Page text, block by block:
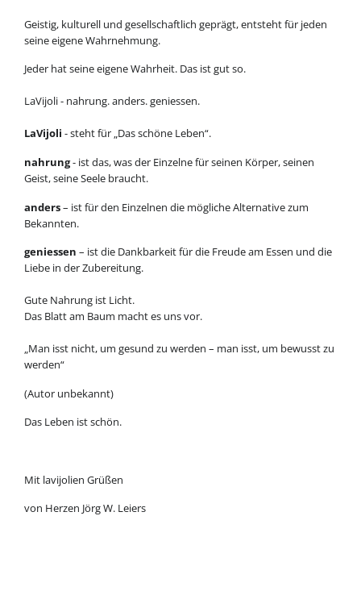
Geistig, kulturell und gesellschaftlich geprägt, entsteht für jeden
seine eigene Wahrnehmung.
Jeder hat seine eigene Wahrheit. Das ist gut so.
LaVijoli - nahrung. anders. geniessen.
LaVijoli - steht für „Das schöne Leben“.
nahrung- ist das, was der Einzelne für seinen Körper, seinen
Geist, seine Seele braucht.
anders– ist für den Einzelnen die mögliche Alternative zum
Bekannten.
geniessen – ist die Dankbarkeit für die Freude am Essen und die
Liebe in der Zubereitung.
Gute Nahrung ist Licht.
Das Blatt am Baum macht es uns vor.
„Man isst nicht, um gesund zu werden – man isst, um bewusst zu
werden“
(Autor unbekannt)
Das Leben ist schön.
Mit lavijolien Grüßen
von Herzen Jörg W. Leiers